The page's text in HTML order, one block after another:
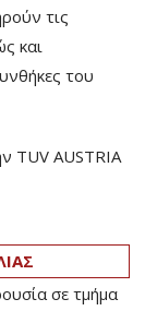
τις
και
του
TUV AUSTRIA
σε τμήμα